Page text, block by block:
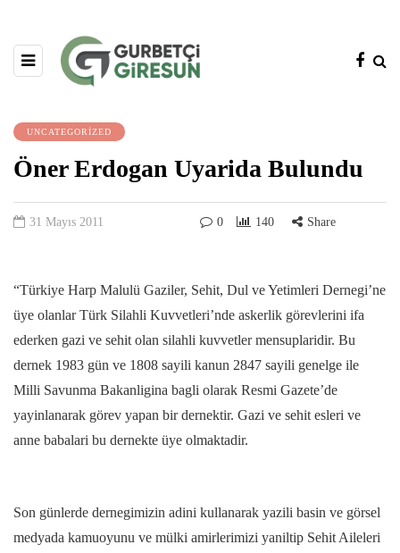
UNCATEGORIZED
Öner Erdogan Uyarida Bulundu
31 Mayıs 2011 0 140 Share
“Türkiye Harp Malulü Gaziler, Sehit, Dul ve Yetimleri Dernegi’ne
üye olanlar Türk Silahli Kuvvetleri’nde askerlik görevlerini ifa
ederken gazi ve sehit olan silahli kuvvetler mensuplaridir. Bu
dernek 1983 gün ve 1808 sayili kanun 2847 sayili genelge ile
Milli Savunma Bakanligina bagli olarak Resmi Gazete’de
yayinlanarak görev yapan bir dernektir. Gazi ve sehit esleri ve
anne babalari bu dernekte üye olmaktadir.
Son günlerde dernegimizin adini kullanarak yazili basin ve görsel
medyada kamuoyunu ve mülki amirlerimizi yaniltip Sehit Aileleri